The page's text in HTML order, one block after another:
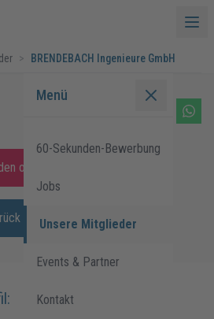
> BRENDEBACH Ingenieure GmbH
Menü
60-Sekunden-Bewerbung
Jobs
Unsere Mitglieder
Events & Partner
Kontakt
offenen Stellen
zur Übersicht